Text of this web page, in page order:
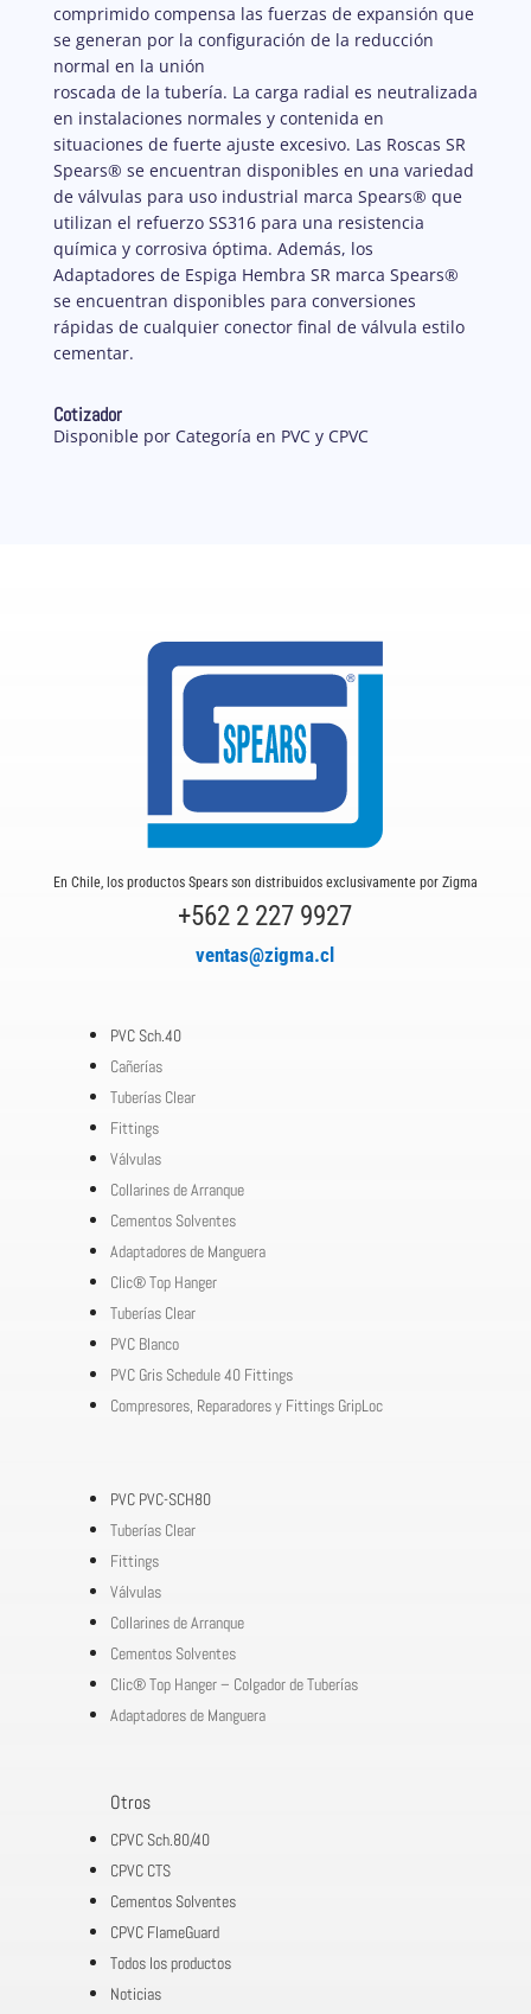
comprimido compensa las fuerzas de expansión que
se generan por la configuración de la reducción
normal en la unión
roscada de la tubería. La carga radial es neutralizada
en instalaciones normales y contenida en
situaciones de fuerte ajuste excesivo. Las Roscas SR
Spears® se encuentran disponibles en una variedad
de válvulas para uso industrial marca Spears® que
utilizan el refuerzo SS316 para una resistencia
química y corrosiva óptima. Además, los
Adaptadores de Espiga Hembra SR marca Spears®
se encuentran disponibles para conversiones
rápidas de cualquier conector final de válvula estilo
cementar.
Cotizador
Disponible por Categoría en PVC y CPVC
En Chile, los productos Spears son distribuidos exclusivamente por Zigma
+562 2 227 9927
ventas@zigma.cl
PVC Sch.40
Cañerías
Tuberías Clear
Fittings
Válvulas
Collarines de Arranque
Cementos Solventes
Adaptadores de Manguera
Clic® Top Hanger
Tuberías Clear
PVC Blanco
PVC Gris Schedule 40 Fittings
Compresores, Reparadores y Fittings GripLoc
PVC PVC-SCH80
Tuberías Clear
Fittings
Válvulas
Collarines de Arranque
Cementos Solventes
Clic® Top Hanger – Colgador de Tuberías
Adaptadores de Manguera
Otros
CPVC Sch.80/40
CPVC CTS
Cementos Solventes
CPVC FlameGuard
Todos los productos
Noticias